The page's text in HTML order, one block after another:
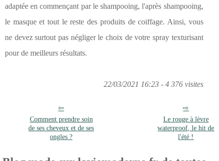
adaptée en commençant par le shampooing, l'après shampooing,
le masque et tout le reste des produits de coiffage. Ainsi, vous
ne devez surtout pas négliger le choix de votre spray texturisant
pour de meilleurs résultats.
22/03/2021 16:23 - 4 376 visites
Comment prendre soin
de ses cheveux et de ses
ongles ?
Le rouge à lèvre
waterproof, le hit de
l'été !